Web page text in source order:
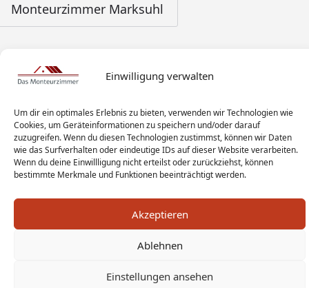
Einwilligung verwalten
Um dir ein optimales Erlebnis zu bieten, verwenden wir Technologien wie
Cookies, um Geräteinformationen zu speichern und/oder darauf
zuzugreifen. Wenn du diesen Technologien zustimmst, können wir Daten
wie das Surfverhalten oder eindeutige IDs auf dieser Website verarbeiten.
Wenn du deine Einwillligung nicht erteilst oder zurückziehst, können
bestimmte Merkmale und Funktionen beeinträchtigt werden.
Akzeptieren
Ablehnen
Einstellungen ansehen
Monteurzimmer Marksuhl
Haftungsausschluss AGB Widerrufsbelehrung